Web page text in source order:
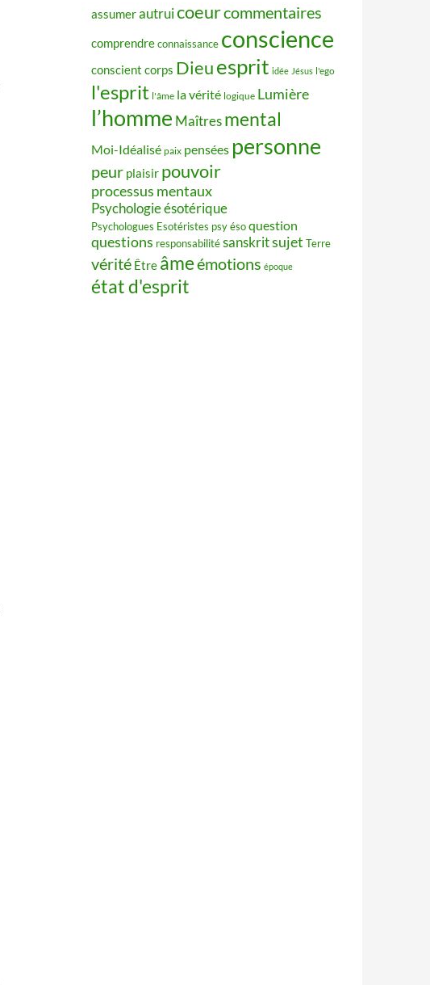
assumerautruicoeurcommentaires
comprendreconnaissance conscience
conscient corps Dieuesprit idée Jésus l'ego
l'esprit l'âme la vérité logique Lumière
l’homme Maîtres mental
Moi-Idéalisé paix pensées personne
peur plaisir pouvoir
processus mentaux
Psychologie ésotérique
Psychologues Esotéristes psy ésoquestion
questions responsabilitésanskritsujet Terre
vérité Être âmeémotions époque
état d'esprit